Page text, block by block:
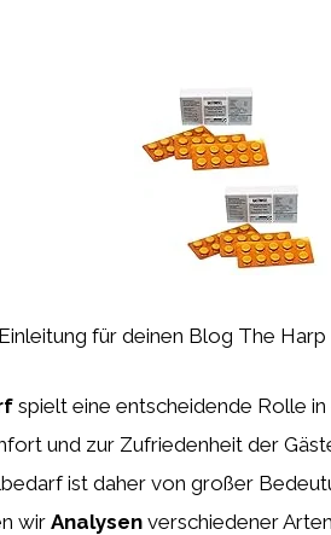
für deinen Blog The Harp
spielt eine entscheidende Rolle
und zur Zufriedenheit der
ist daher von großer
wir Analysen verschiedener